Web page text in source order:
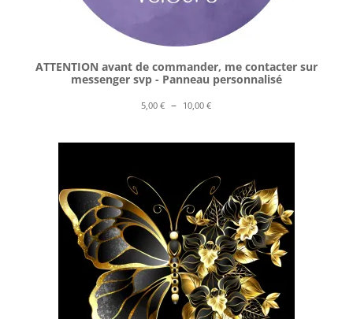
ATTENTION avant de commander, me contacter sur
messenger svp - Panneau personnalisé
5,00€ – 10,00€Plage
prix :
à
10,00 €